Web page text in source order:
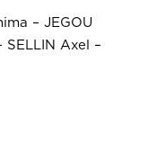
– JEGOU
SELLIN Axel –